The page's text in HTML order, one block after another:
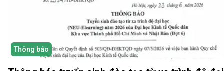
Thông báo